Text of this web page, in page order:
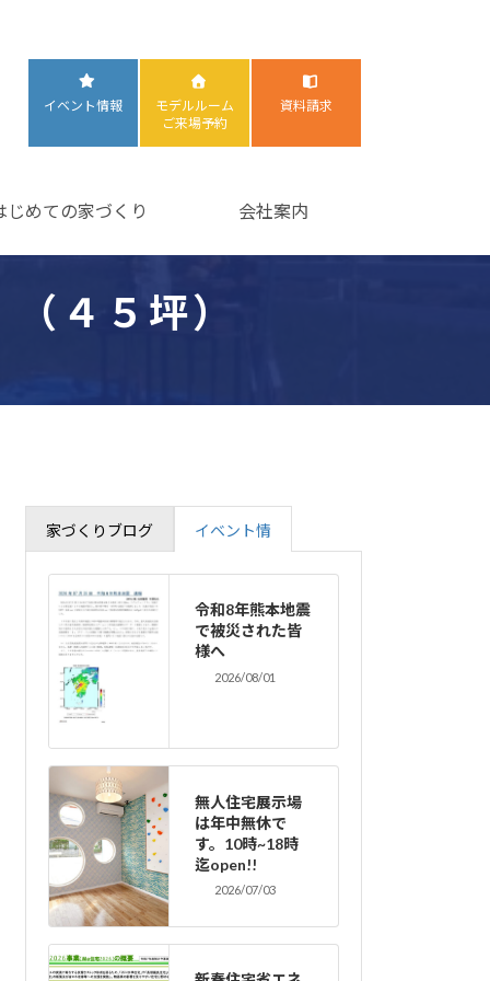
イベント情報
モデルルーム
ご来場予約
資料請求
じめての家づくり 会社案内
４５坪）
家づくりブログ イベント情
令和8年熊本地震
で被災された皆
様へ
2026/08/01
無人住宅展示場
は年中無休で
す。10時~18時
迄open!!
2026/07/03